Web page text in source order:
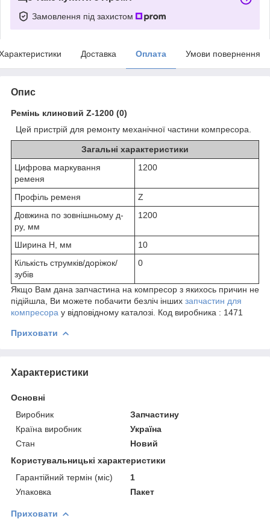
Замовлення під захистом
Доставка Оплата Умови повернення
Опис
Ремінь клиновий Z-1200 (0)
Цей пристрій для ремонту механічної частини компресора.
Загальні характеристики
Цифрова маркування
ременя
1200
Профіль ременя
Z
Довжина по зовнішньому д-
ру, мм
1200
Ширина H, мм
10
Кількість струмків/доріжок/
зубів
0
Якщо Вам дана запчастина на компресор з якихось причин не
підійшла, Ви можете побачити безліч інших запчастин для
компресора у відповідному каталозі. Код виробника : 1471
Приховати
Характеристики
Основні
Виробник
Запчастину
Країна виробник
Україна
Стан
Новий
Користувальницькі характеристики
Гарантійний термін (міс)
1
Упаковка
Пакет
Приховати